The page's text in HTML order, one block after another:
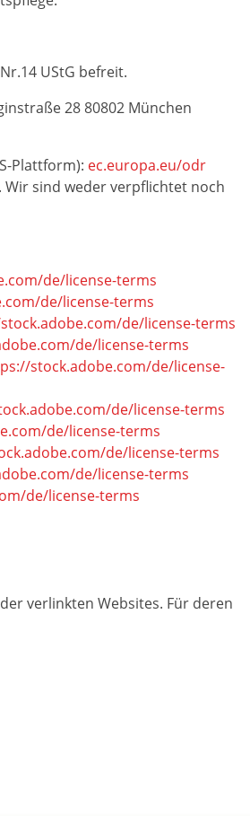
UStG befreit.
28 80802 München
Plattform): ec.europa.eu/odr
Wir sind weder verpflichtet noch
de/license-terms
de/license-terms
de/license-terms
de/license-terms
stock.adobe.com/de/license-
de/license-terms
de/license-terms
de/license-terms
de/license-terms
de/license-terms
verlinkten Websites. Für deren